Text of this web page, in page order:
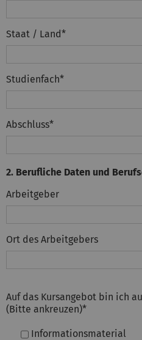
Staat / Land*
Studienfach*
Abschluss*
2. Berufliche Daten und
Arbeitgeber
Ort des Arbeitgebers
Auf das Kursangebot bin ich
(Bitte ankreuzen)*
Informationsmaterial